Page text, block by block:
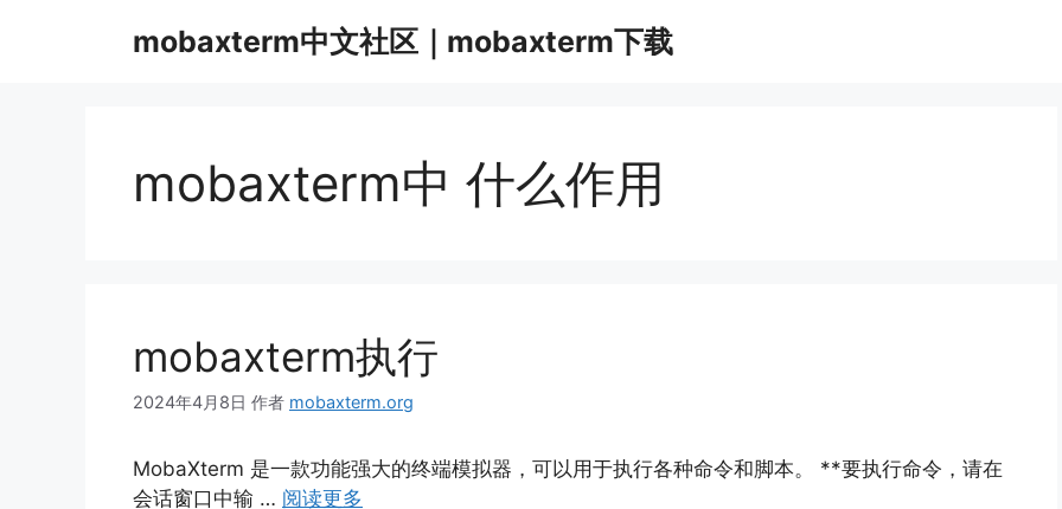
mobaxterm中文社区｜mobaxterm下载
mobaxterm中 什么作用
mobaxterm执行
2024年4月8日 作者 mobaxterm.org
MobaXterm 是一款功能强大的终端模拟器，可以用于执行各种命令和脚本。 **要执行命令，请在
会话窗口中输 … 阅读更多